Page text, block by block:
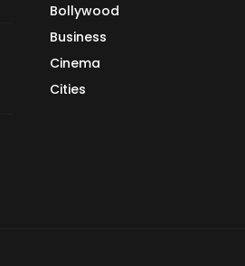
Bollywood
Business
Cinema
Cities